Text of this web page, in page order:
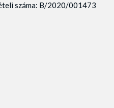
száma: B/2020/001473